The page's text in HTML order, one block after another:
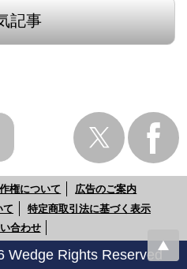
記事
権について
広告のご案内
て
特定商取引法に基づく表示
合わせ
Wedge Rights Reserved